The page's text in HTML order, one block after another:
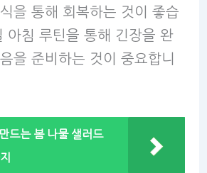
을 통해 회복하는 것이 좋습
아침 루틴을 통해 긴장을 완
을 준비하는 것이 중요합니
드는 봄 나물 샐러드